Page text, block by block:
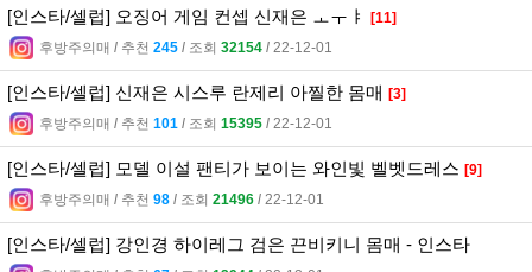
[인스타/셀럽] 오징어 게임 컨셉 신재은 ㅗㅜㅑ
[11]
후방주의매 l 추천 245 l 조회 32154 l 22-12-01
[인스타/셀럽] 신재은 시스루 란제리 아찔한 몸매 [3]
후방주의매 l 추천 101 l 조회 15395 l 22-12-01
[인스타/셀럽] 모델 이설 팬티가 보이는 와인빛 벨벳드레스 [9]
후방주의매 l 추천 98 l 조회 21496 l 22-12-01
[인스타/셀럽] 강인경 하이레그 검은 끈비키니 몸매 - 인스타